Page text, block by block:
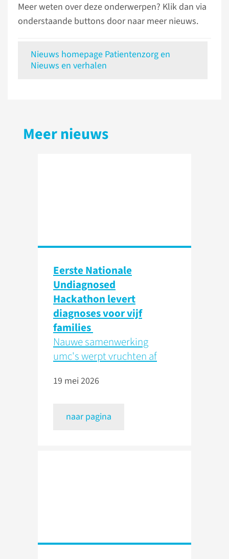
Meer weten over deze onderwerpen? Klik dan via
onderstaande buttons door naar meer nieuws.
Nieuws homepage Patientenzorg en
Nieuws en verhalen
Meer nieuws
Eerste Nationale
Undiagnosed
Hackathon levert
diagnoses voor vijf
families
Nauwe samenwerking
umc's werpt vruchten af
19 mei 2026
naar pagina